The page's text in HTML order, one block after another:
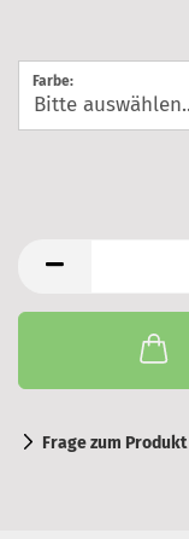
Farbe:
Frage zum Produkt